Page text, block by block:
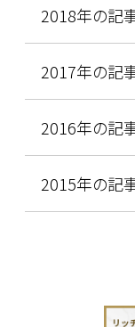
2018年の記
2017年の記
2016年の記
2015年の記